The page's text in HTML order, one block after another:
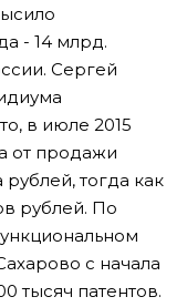
- 14 млрд.
Сергей
в июле 2015
от продажи
рублей, тогда как
рублей. По
с начала
тысяч патентов.